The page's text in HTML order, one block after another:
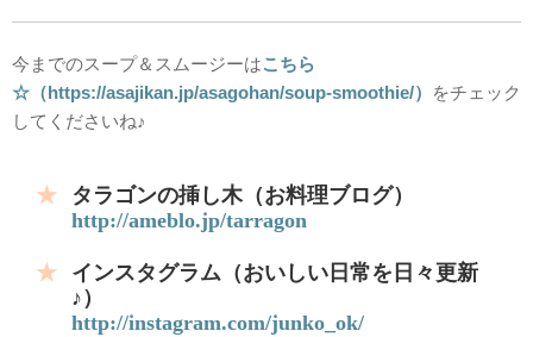
今までのスープ＆スムージーはこちら
☆ （https://asajikan.jp/asagohan/soup-smoothie/）
をチェック
してくださいね♪
タラゴンの挿し木（お料理ブログ）
http://ameblo.jp/tarragon
インスタグラム（おいしい日常を日々更新
♪）
http://instagram.com/junko_ok/